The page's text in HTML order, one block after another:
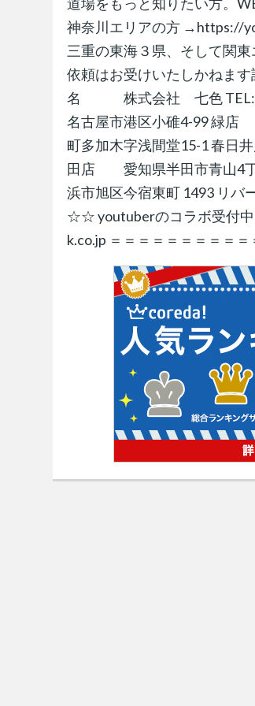
神奈川エリアの方 →https://
三重の東海３県、そして関
依頼はお受けいたしかね
名 株式会社 七色 TEL:
名古屋市港区小碓4-99 緑
町多加木字浅間堂15-1 春
田店 愛知県半田市青山4
浜市旭区今宿東町 1493 リ
☆☆ youtuberのコラボ受付中
k.co.jp ＝＝＝＝＝＝＝＝＝